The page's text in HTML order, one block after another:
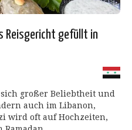
Reisgericht gefüllt in
großer Beliebtheit und
auch im Libanon,
wird oft auf Hochzeiten,